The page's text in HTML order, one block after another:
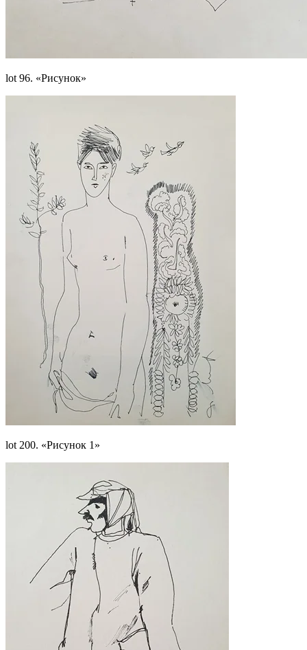
lot 96. «Рисунок»
lot 200. «Рисунок 1»